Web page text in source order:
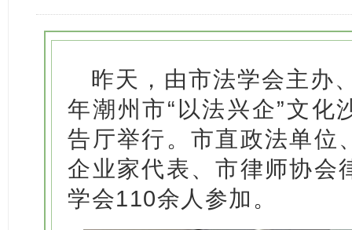
昨天，由市法学会主办
年潮州市“以法兴企”文化
告厅举行。市直政法单位
企业家代表、市律师协会
学会110余人参加。